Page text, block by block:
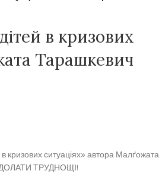
в кризових
Тарашкевич
кризових ситуаціях» автора
ТРУДНОЩІ!